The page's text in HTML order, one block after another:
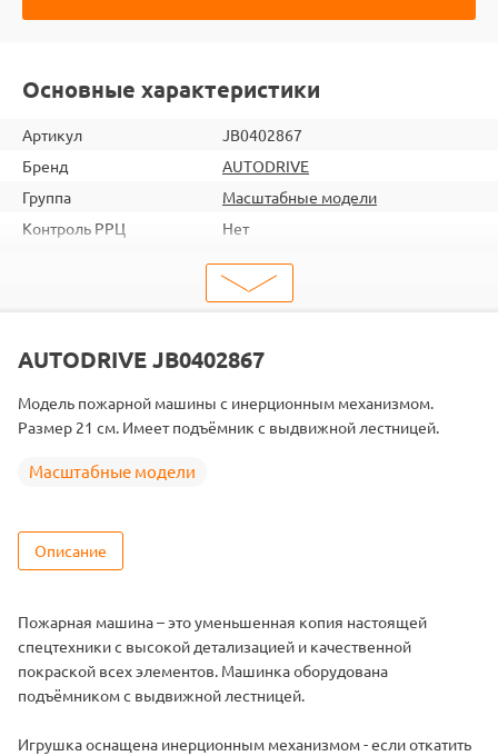
Основные характеристики
Артикул
JB0402867
Бренд
AUTODRIVE
Группа
Масштабные модели
Контроль РРЦ
Нет
120
4699004028675
AUTODRIVE JB0402867
Модель пожарной машины с инерционным механизмом.
Размер 21 см. Имеет подъёмник с выдвижной лестницей.
Масштабные модели
Описание
Пожарная машина – это уменьшенная копия настоящей
спецтехники с высокой детализацией и качественной
покраской всех элементов. Машинка оборудована
подъёмником с выдвижной лестницей.
Игрушка оснащена инерционным механизмом - если откатить